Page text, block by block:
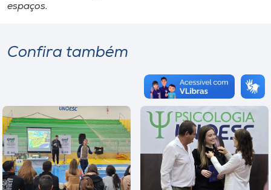
espaços.
Confira também